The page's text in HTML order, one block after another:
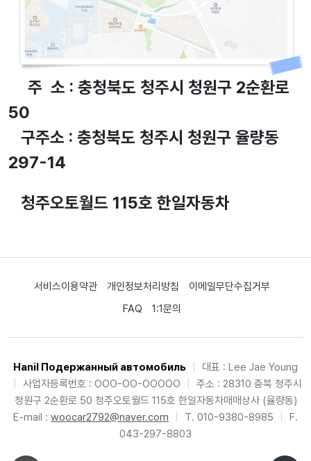
주 소 : 충청북도 청주시 청원구 2순환로
50
구주소 : 충청북도 청주시 청원구 율량동
297-14
청주오토월드 115호 한일자동차
서비스이용약관 개인정보처리방침
이메일무단수집거부
FAQ
1:1문의
Hanil Подержанный автомобиль
대표 : Lee Jae Young
사업자등록번호 : OOO-OO-OOOOO
주소 : 28310 충북 청주시
청원구 2순환로 50 청주오토월드 115호 한일자동차매매상사 (율량동)
E-mail : woocar2792@naver.com T. 010-9380-8985
F.
043-297-8803